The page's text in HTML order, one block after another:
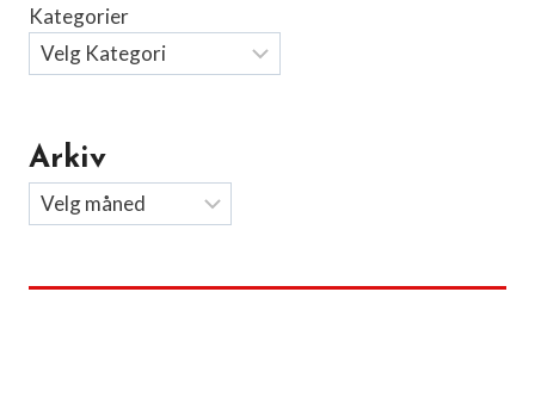
Kategorier
Arkiv
Arkiv